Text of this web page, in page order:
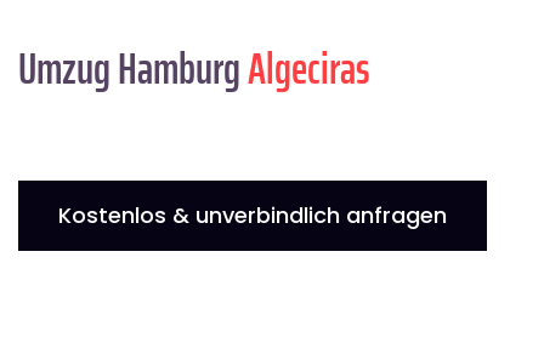
Umzug HamburgAlgeciras
Kostenlos & unverbindlich anfragen